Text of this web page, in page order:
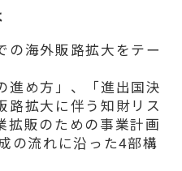
の海外販路拡大をテー
進め方」、「進出国決
路拡大に伴う知財リス
拡販のための事業計画
の流れに沿った4部構